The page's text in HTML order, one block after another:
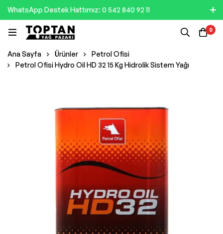
WhatsApp Destek Hattımız: 0 542 840 92 11
0
Ana Sayfa Ürünler
Petrol Ofisi
Petrol Ofisi Hydro Oil HD 32 15 Kg Hidrolik Sistem Yağı